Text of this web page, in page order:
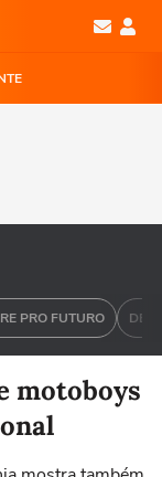
PRO FUTURO DEU
motoboys